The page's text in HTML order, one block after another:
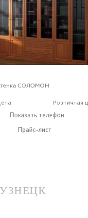
СОЛОМОН
Розничная
229-52-42 ☎+7 (928)
Показать телефон
Прайс-лист